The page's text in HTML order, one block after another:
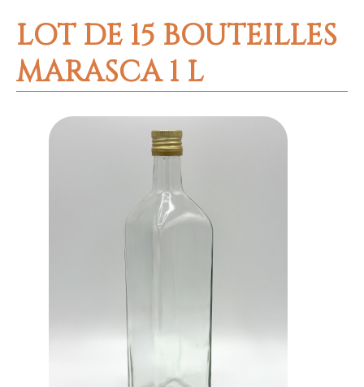
LOT DE 15 BOUTEILLES
MARASCA 1 L